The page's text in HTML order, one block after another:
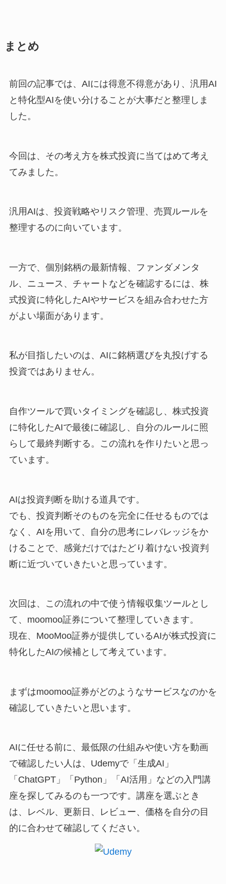
まとめ
前回の記事では、AIには得意不得意があり、汎用AI
と特化型AIを使い分けることが大事だと整理しま
した。
今回は、その考え方を株式投資に当てはめて考え
てみました。
汎用AIは、投資戦略やリスク管理、売買ルールを
整理するのに向いています。
一方で、個別銘柄の最新情報、ファンダメンタ
ル、ニュース、チャートなどを確認するには、株
式投資に特化したAIやサービスを組み合わせた方
がよい場面があります。
私が目指したいのは、AIに銘柄選びを丸投げする
投資ではありません。
自作ツールで買いタイミングを確認し、株式投資
に特化したAIで最後に確認し、自分のルールに照
らして最終判断する。この流れを作りたいと思っ
ています。
AIは投資判断を助ける道具です。
でも、投資判断そのものを完全に任せるものでは
なく、AIを用いて、自分の思考にレバレッジをか
けることで、感覚だけではたどり着けない投資判
断に近づいていきたいと思っています。
次回は、この流れの中で使う情報収集ツールとし
て、moomoo証券について整理していきます。
現在、MooMoo証券が提供しているAIが株式投資に
特化したAIの候補として考えています。
まずはmoomoo証券がどのようなサービスなのかを
確認していきたいと思います。
AIに任せる前に、最低限の仕組みや使い方を動画
で確認したい人は、Udemyで「生成AI」
「ChatGPT」「Python」「AI活用」などの入門講
座を探してみるのも一つです。講座を選ぶとき
は、レベル、更新日、レビュー、価格を自分の目
的に合わせて確認してください。